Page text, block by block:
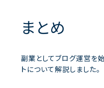
まとめ
副業としてブログ運営を
トについて解説しました。